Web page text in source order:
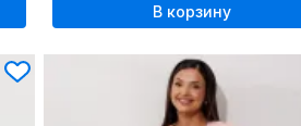
В корзину